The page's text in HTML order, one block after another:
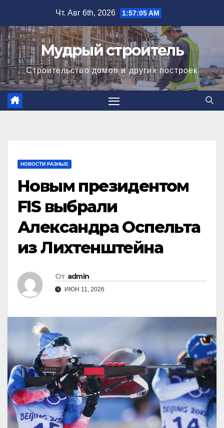
содержимому
Чт. Авг 6th, 2026 1:57:06 AM
Мудрый строитель
Строительство домов и других построек
НОВОСТИ РАЗНЫЕ
Новым президентом
FIS выбрали
Александра Оспельта
из Лихтенштейна
От admin
ИЮН 11, 2026